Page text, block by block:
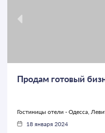
Продам готовый
Гостиницы отели - Одесса,
18 января 2024